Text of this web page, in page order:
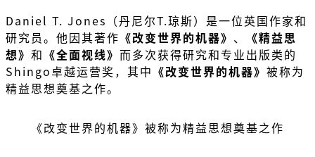
Daniel T. Jones（丹尼尔T.琼斯）是一位英国作家和
研究员。他因其著作 《改变世界的机器》 、
《精益思
想》 和 《全面视线》 而多次获得研究和专业出版类的
Shingo卓越运营奖，其中 《改变世界的机器》 被称为
精益思想奠基之作。
《改变世界的机器》被称为精益思想奠基之作